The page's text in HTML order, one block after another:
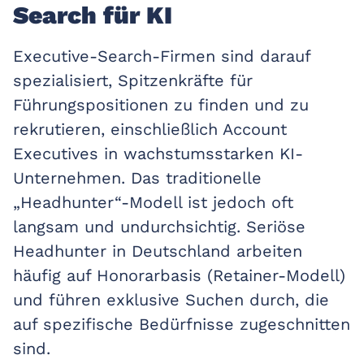
Search für KI
Executive-Search-Firmen sind darauf
spezialisiert, Spitzenkräfte für
Führungspositionen zu finden und zu
rekrutieren, einschließlich Account
Executives in wachstumsstarken KI-
Unternehmen. Das traditionelle
„Headhunter“-Modell ist jedoch oft
langsam und undurchsichtig. Seriöse
Headhunter in Deutschland arbeiten
häufig auf Honorarbasis (Retainer-Modell)
und führen exklusive Suchen durch, die
auf spezifische Bedürfnisse zugeschnitten
sind.